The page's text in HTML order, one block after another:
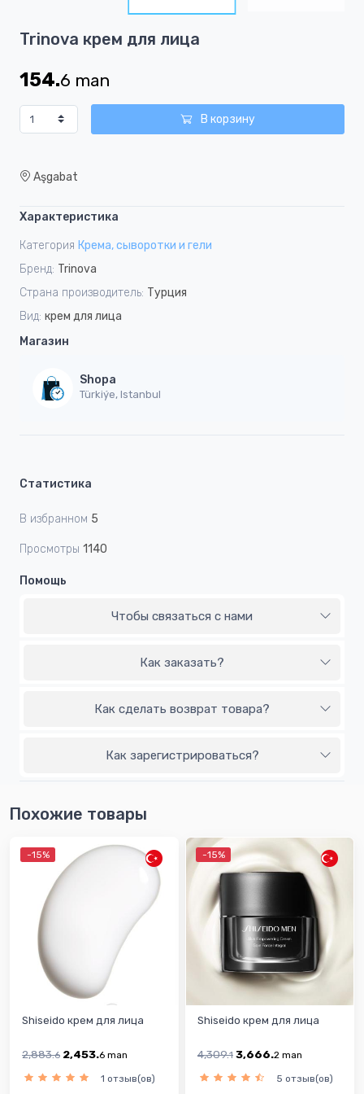
1
3
Trinova крем для лица
154.6 man
В корзину
Aşgabat
Характеристика
Категория Крема, сыворотки и гели
Бренд: Trinova
Страна производитель: Турция
Вид: крем для лица
Магазин
Shopa
Türkiýe, Istanbul
Статистика
В избранном 5
Просмотры 1140
Помощь
Чтобы связаться с нами
Как заказать?
Как сделать возврат товара?
Как зарегистрироваться?
Похожие товары
-15%
Shiseido крем для лица
2,883.6 2,453.6 man
1 отзыв(ов)
-15%
Shiseido крем для лица
4,309.1 3,666.2 man
5 отзыв(ов)